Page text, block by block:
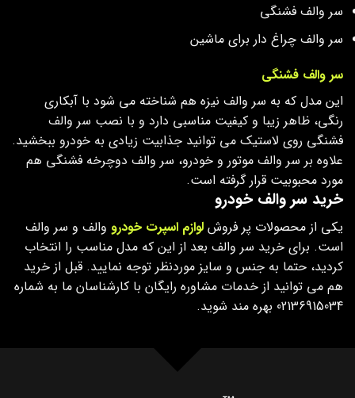
سر والف فشنگی
سر والف چراغ دار برای ماشین
سر والف فشنگی
این مدل که به سر والف نیزه هم شناخته می شود با آبکاری
رنگی، ظاهر زیبا و کیفیت مناسبی دارد و با نصب سر والف
فشنگی روی لاستیک می توانید جذابیت زیادی به خودرو ببخشید.
علاوه بر سر والف موتور و خودرو، سر والف دوچرخه فشنگی هم
مورد محبوبیت قرار گرفته است.
خرید سر والف خودرو
یکی از محصولات پر فروش لوازم اسپرت خودرو والف و سر والف
است. برای خرید سر والف بعد از این که مدل مناسب را انتخاب
کردید، حتما به جنس و سایز موردنظر توجه نمایید. قبل از خرید
هم می توانید از خدمات مشاوره رایگان با کارشناسان ما به شماره
02136915034 بهره مند شوید.